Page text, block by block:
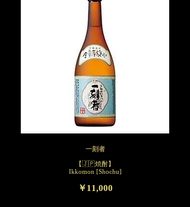
一刻者
【🇯🇵焼酎】
Ikkomon [Shochu]
￥11,000